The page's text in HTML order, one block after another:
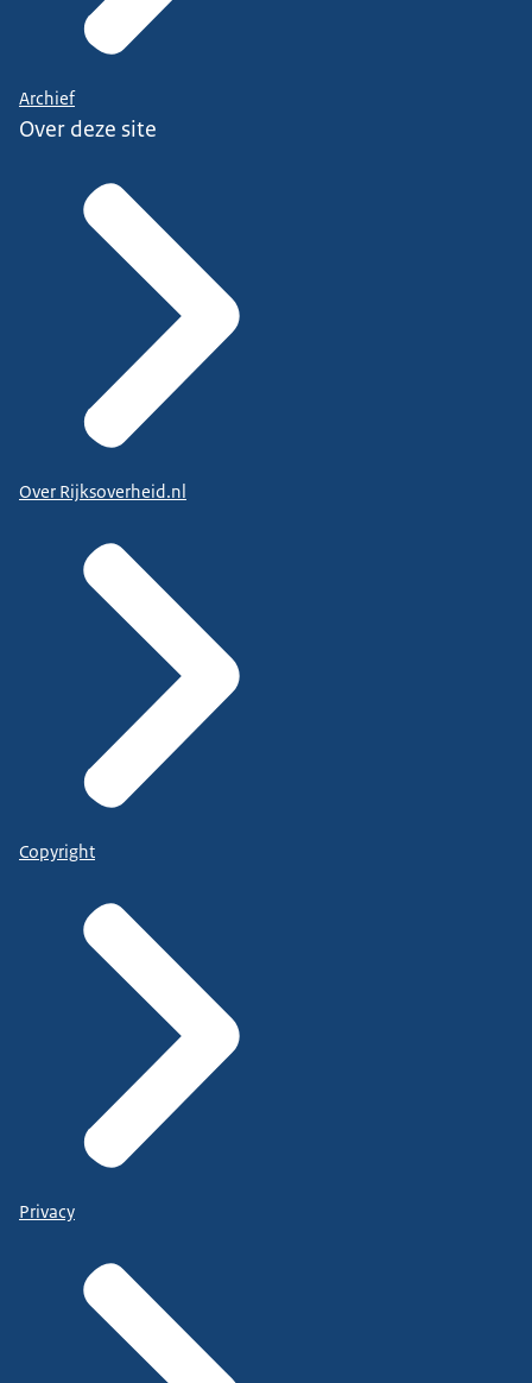
Archief
Over deze site
Over Rijksoverheid.nl
Copyright
Privacy